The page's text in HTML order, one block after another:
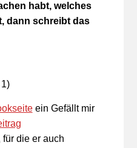
habt, welches
dann schreibt das
ein Gefällt mir
die er auch